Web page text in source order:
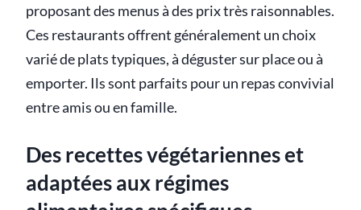
proposant des menus à des prix très raisonnables.
Ces restaurants offrent généralement un choix
varié de plats typiques, à déguster sur place ou à
emporter. Ils sont parfaits pour un repas convivial
entre amis ou en famille.
Des recettes végétariennes et
adaptées aux régimes